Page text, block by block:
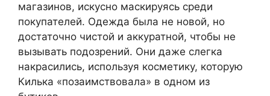
магазинов, искусно маскируясь среди
покупателей. Одежда была не новой, но
достаточно чистой и аккуратной, чтобы не
вызывать подозрений. Они даже слегка
накрасились, используя косметику, которую
Килька «позаимствовала» в одном из